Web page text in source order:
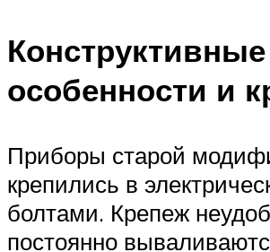
Конструктивные
особенности и
Приборы старой
крепились в
болтами. Крепеж
постоянно